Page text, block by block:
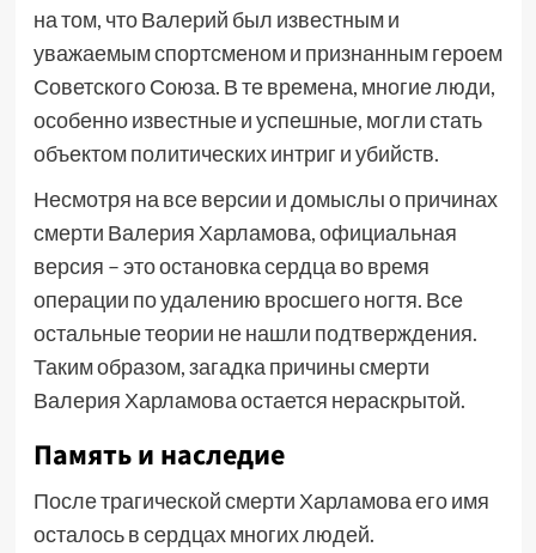
на том, что Валерий был известным и
уважаемым спортсменом и признанным героем
Советского Союза. В те времена, многие люди,
особенно известные и успешные, могли стать
объектом политических интриг и убийств.
Несмотря на все версии и домыслы о причинах
смерти Валерия Харламова, официальная
версия – это остановка сердца во время
операции по удалению вросшего ногтя. Все
остальные теории не нашли подтверждения.
Таким образом, загадка причины смерти
Валерия Харламова остается нераскрытой.
Память и наследие
После трагической смерти Харламова его имя
осталось в сердцах многих людей.